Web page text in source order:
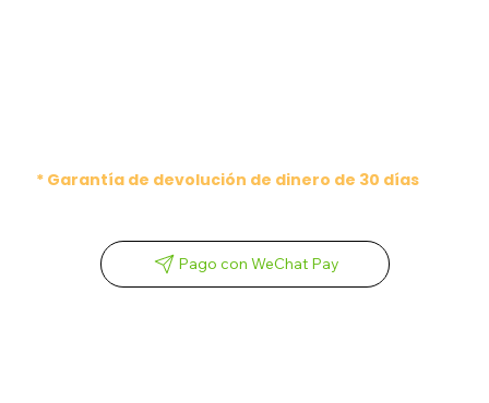
* Garantía de devolución de dinero de 30 días
Pago con WeChat Pay